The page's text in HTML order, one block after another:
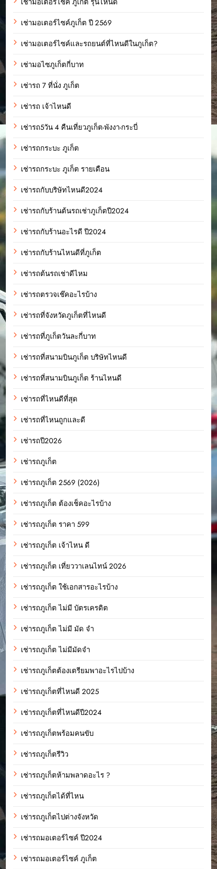
เช่ามอเตอร์ไซค์ภูเก็ต ปี 2569
เช่ามอเตอร์ไซค์และรถยนต์ที่ไหนดีในภูเก็ต?
เช่ามอไซภูเก็ตกี่บาท
เช่ารถ 7 ที่นั่ง ภูเก็ต
เช่ารถ เจ้าไหนดี
เช่ารถ5วัน 4 คืนเที่ยวภูเก็ต-พังงา-กระบี่
เช่ารถกระบะ ภูเก็ต
เช่ารถกระบะ ภูเก็ต รายเดือน
เช่ารถกับบริษัทไหนดี2024
เช่ารถกับร้านต้นรถเช่าภูเก็ตปี2024
เช่ารถกับร้านอะไรดี ปี2024
เช่ารถกับร้านไหนดีที่ภูเก็ต
เช่ารถต้นรถเช่าดีไหม
เช่ารถตรวจเช๊คอะไรบ้าง
เช่ารถที่จังหวัดภูเก็ตที่ไหนดี
เช่ารถที่ภูเก็ตวันละกี่บาท
เช่ารถที่สนามบินภูเก็ต บริษัทไหนดี
เช่ารถที่สนามบินภูเก็ต ร้านไหนดี
เช่ารถที่ไหนดีที่สุด
เช่ารถที่ไหนถูกและดี
เช่ารถปี2026
เช่ารถภูเก็ต
เช่ารถภูเก็ต 2569 (2026)
เช่ารถภูเก็ต ต้องเช็คอะไรบ้าง
เช่ารถภูเก็ต ราคา 599
เช่ารถภูเก็ต เจ้าไหน ดี
เช่ารถภูเก็ต เที่ยววาเลนไทน์ 2026
เช่ารถภูเก็ต ใช้เอกสารอะไรบ้าง
เช่ารถภูเก็ต ไม่มี บัตรเครดิต
เช่ารถภูเก็ต ไม่มี มัด จํา
เช่ารถภูเก็ต ไม่มีมัดจำ
เช่ารถภูเก็ตต้องเตรียมพาอะไรไปบ้าง
เช่ารถภูเก็ตที่ไหนดี 2025
เช่ารถภูเก็ตที่ไหนดีปี2024
เช่ารถภูเก็ตพร้อมคนขับ
เช่ารถภูเก็ตรีวิว
เช่ารถภูเก็ตห้ามพลาดอะไร ?
เช่ารถภูเก็ตได้ที่ไหน
เช่ารถภูเก็ตไปต่างจังหวัด
เช่ารถมอเตอร์ไซค์ ปี2024
เช่ารถมอเตอร์ไซค์ ภูเก็ต